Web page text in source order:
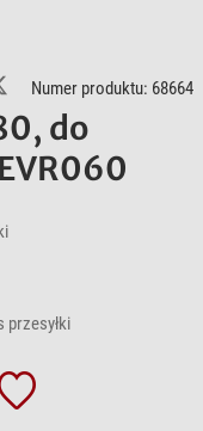
Numer produktu: 68664
do
przesyłki